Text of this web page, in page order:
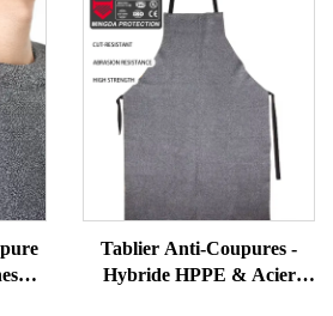
Tablier Anti-Coupures -
Hybride HPPE & Acier